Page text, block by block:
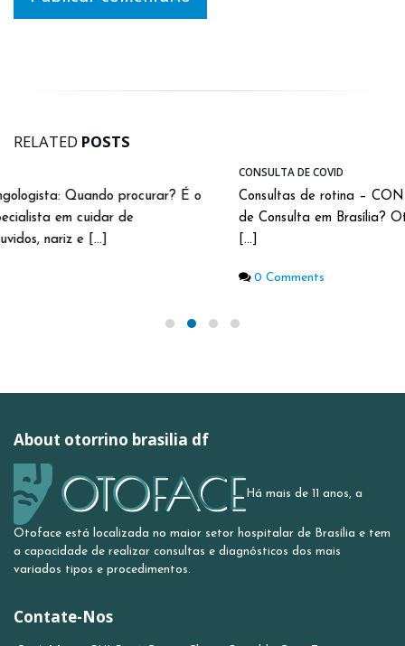
RELATED POSTS
Consultas de rotina – CONSULTA DE COVID – Precisando
de Consulta em Brasília? Otorrino Brasília pode ajudar você a
[...]
About otorrino brasilia df
Há mais de 11 anos, a
Otoface está localizada no maior setor hospitalar de Brasília e tem
a capacidade de realizar consultas e diagnósticos dos mais
variados tipos e procedimentos.
Contate-Nos